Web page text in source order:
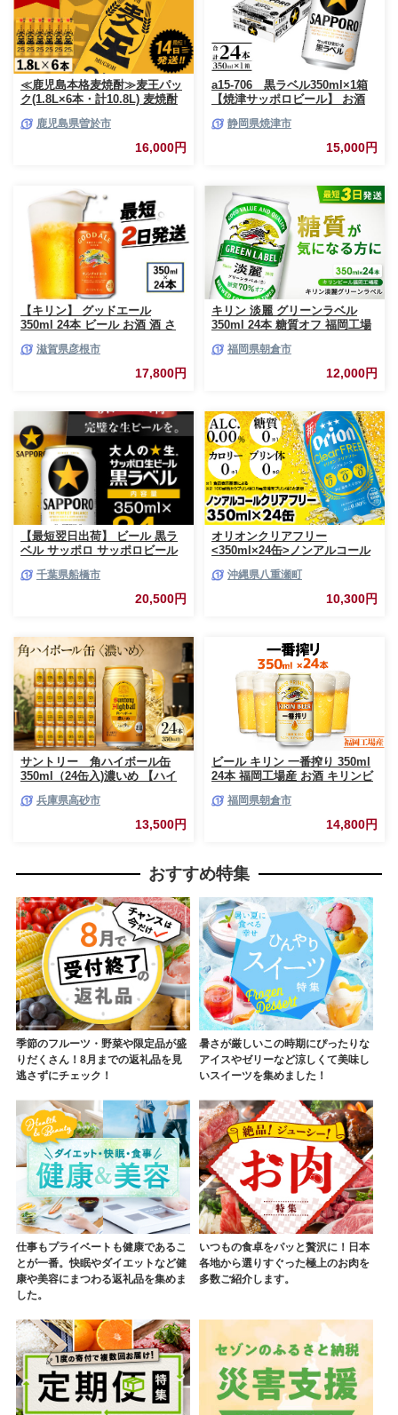
≪鹿児島本格麦焼酎≫麦王パッ
ク(1.8L×6本・計10.8L) 麦焼酎
v02鹿児島県曽於市
16,000円
a15-706 黒ラベル350ml×1箱
【焼津サッポロビール】 お酒
ッポロ サッポロビール 黒ラベ
静岡県焼津市
15,000円
【キリン】 グッドエール
350ml 24本 ビール お酒 酒 さ
芽 ホップ 麦酒 Beer 缶ビール
350ml 24缶 キリンビール アル
滋賀県彦根市
17,800円
キリン 淡麗 グリーンラベル
350ml 24本 糖質オフ 福岡工場
泡酒 送料無料 ギフト 内祝い ケ
福岡県朝倉市
12,000円
【最短翌日出荷】 ビール 黒ラ
ベル サッポロ サッポロビール
箱 おすすめ 人気 ギフト 贈答
千葉県船橋市
20,500円
オリオンクリアフリー
<350ml×24缶>ノンアルコール
ン クリア フリー プリン体ゼロ
糖質ゼロ カロリーゼロ 爽快な
うまさ 炭酸 350ml 24缶 スッキ
沖縄県八重瀬町
10,300円
サントリー 角ハイボール缶
350ml（24缶入)濃いめ 【ハイ
庫県 高砂市 ふるさと納税】
兵庫県高砂市
13,500円
ビール キリン 一番搾り 350ml
24本 福岡工場産 お酒 キリンビ
内祝い ケース 一番搾り麦汁 麦
100％ すみきった味わい
福岡県朝倉市
14,800円
おすすめ特集
季節のフルーツ・野菜や限定品が盛
りだくさん！8月までの返礼品を見
逃さずにチェック！
暑さが厳しいこの時期にぴったりな
アイスやゼリーなど涼しくて美味し
いスイーツを集めました！
仕事もプライベートも健康であるこ
とが一番。快眠やダイエットなど健
康や美容にまつわる返礼品を集めま
した。
いつもの食卓をパッと贅沢に！日本
各地から選りすぐった極上のお肉を
多数ご紹介します。